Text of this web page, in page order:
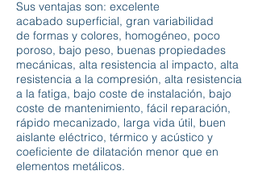
Sus ventajas son: excelente
acabado superficial, gran variabilidad
de formas y colores, homogéneo, poco
poroso, bajo peso, buenas propiedades
mecánicas, alta resistencia al impacto, alta
resistencia a la compresión, alta resistencia
a la fatiga, bajo coste de instalación, bajo
coste de mantenimiento, fácil reparación,
rápido mecanizado, larga vida útil, buen
aislante eléctrico, térmico y acústico y
coeficiente de dilatación menor que en
elementos metálicos.